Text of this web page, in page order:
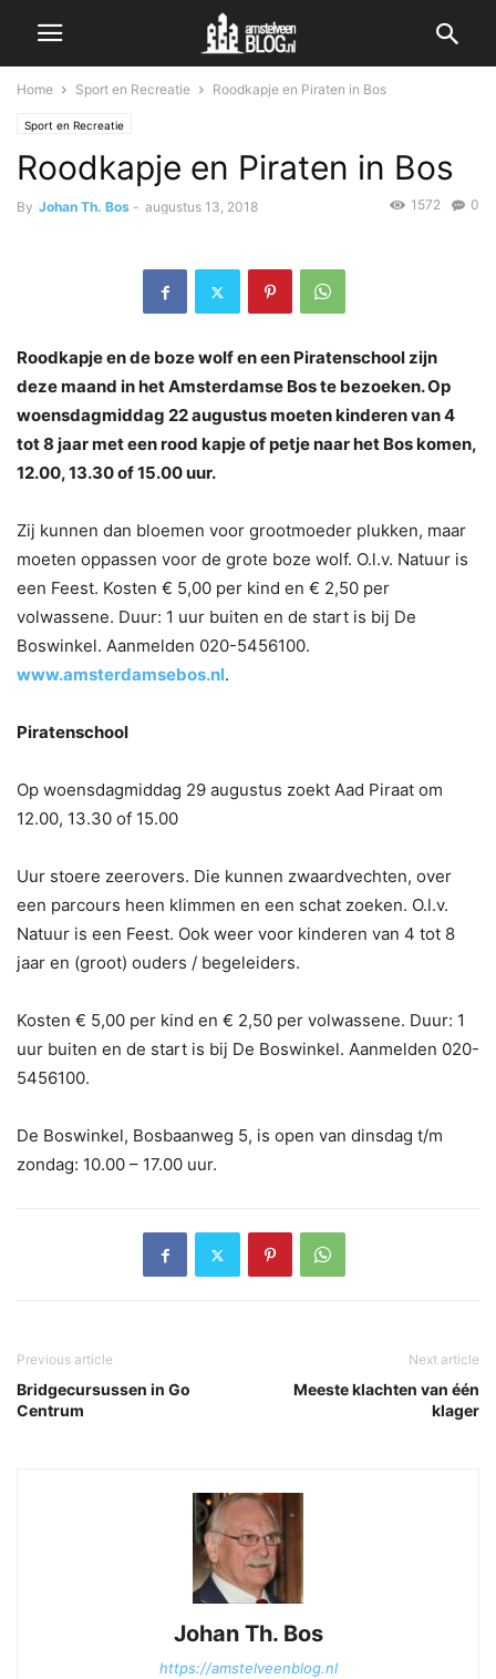
Home Sport en Recreatie Roodkapje en Piraten in Bos
Sport en Recreatie
Roodkapje en Piraten in Bos
By Johan Th. Bos - augustus 13, 2018 0
1572
Roodkapje en de boze wolf en een Piratenschool zijn
deze maand in het Amsterdamse Bos te bezoeken. Op
woensdagmiddag 22 augustus moeten kinderen van 4
tot 8 jaar met een rood kapje of petje naar het Bos komen,
12.00, 13.30 of 15.00 uur.
Zij kunnen dan bloemen voor grootmoeder plukken, maar
moeten oppassen voor de grote boze wolf. O.l.v. Natuur is
een Feest. Kosten € 5,00 per kind en € 2,50 per
volwassene. Duur: 1 uur buiten en de start is bij De
Boswinkel. Aanmelden 020-5456100.
www.amsterdamsebos.nl.
Piratenschool
Op woensdagmiddag 29 augustus zoekt Aad Piraat om
12.00, 13.30 of 15.00
Uur stoere zeerovers. Die kunnen zwaardvechten, over
een parcours heen klimmen en een schat zoeken. O.l.v.
Natuur is een Feest. Ook weer voor kinderen van 4 tot 8
jaar en (groot) ouders / begeleiders.
Kosten € 5,00 per kind en € 2,50 per volwassene. Duur: 1
uur buiten en de start is bij De Boswinkel. Aanmelden 020-
5456100.
De Boswinkel, Bosbaanweg 5, is open van dinsdag t/m
zondag: 10.00 – 17.00 uur.
Previous article
Bridgecursussen in Go
Centrum
Next article
Meeste klachten van één
klager
Johan Th. Bos
https://amstelveenblog.nl